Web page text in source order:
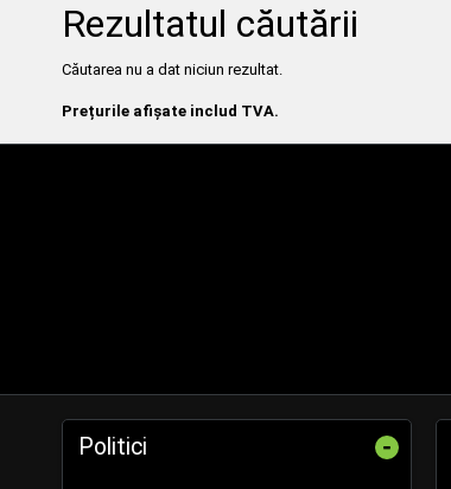
Rezultatul căutării
Căutarea nu a dat niciun rezultat.
Prețurile afișate includ TVA.
Politici -